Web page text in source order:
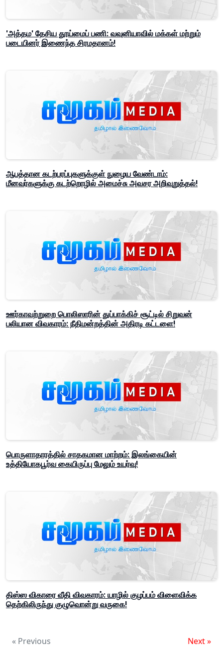
'அத்தம' தேசிய தூய்மைப் பணி: வவுனியாவில் மக்கள் மற்றும்
படையினர் இணைந்த சிரமதானம்!
ஆபத்தான கடற்பரப்புகளுக்குள் நுழைய வேண்டாம்:
மீனவர்களுக்கு கடற்றொழில் அமைச்சு அவசர அறிவுறுத்தல்!
ஊர்காவற்றுறை பொலிஸாரின் துப்பாக்கிச் சூட்டில் சிறுவன்
பலியான விவகாரம்: நீதிமன்றத்தின் அதிரடி கட்டளை!
பொருளாதாரத்தில் சாதகமான மாற்றம்: இலங்கையின்
உத்தியோகபூர்வ கையிருப்பு மேலும் உயர்வு!
திஸ்ஸ விகாரை வீதி விவகாரம்: யாழில் குழப்பம் விளைவிக்க
தெற்கிலிருந்து குழுவொன்று வருகை!
« Previous Next »